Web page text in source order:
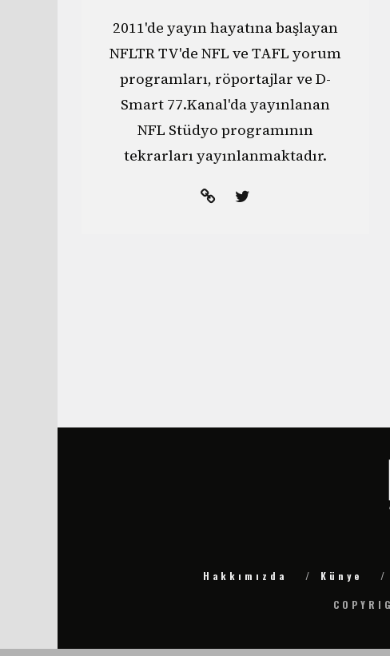
2011'de yayın hayatına başlayan
NFLTR TV'de NFL ve TAFL yorum
programları, röportajlar ve D-
Smart 77.Kanal'da yayınlanan
NFL Stüdyo programının
tekrarları yayınlanmaktadır.
Hakkımızda Künye